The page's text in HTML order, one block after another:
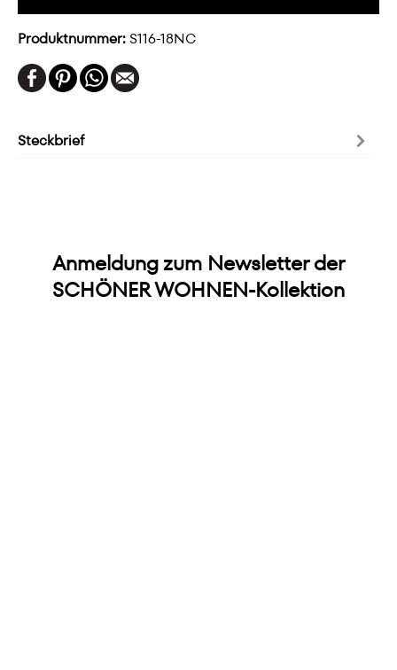
Produktnummer:S116-18NC
Steckbrief
Anmeldung zum Newsletter der
SCHÖNER WOHNEN-Kollektion